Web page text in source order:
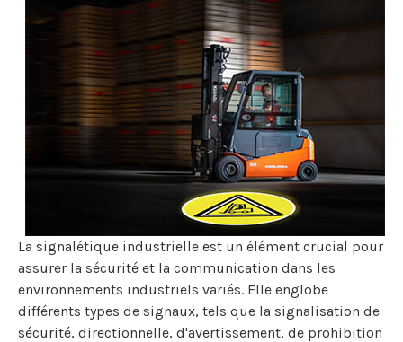
La signalétique industrielle est un élément crucial pour
assurer la sécurité et la communication dans les
environnements industriels variés. Elle englobe
différents types de signaux, tels que la signalisation de
sécurité, directionnelle, d'avertissement, de prohibition